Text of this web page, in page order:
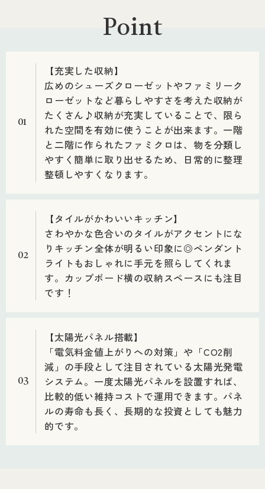
Point
01
【充実した収納】
広めのシューズクローゼットやファミリーク
ローゼットなど暮らしやすさを考えた収納が
たくさん♪収納が充実していることで、限ら
れた空間を有効に使うことが出来ます。一階
と二階に作られたファミクロは、物を分類し
やすく簡単に取り出せるため、日常的に整理
整頓しやすくなります。
02
【タイルがかわいいキッチン】
さわやかな色合いのタイルがアクセントにな
りキッチン全体が明るい印象に◎ペンダント
ライトもおしゃれに手元を照らしてくれま
す。カップボード横の収納スペースにも注目
です！
03
【太陽光パネル搭載】
「電気料金値上がりへの対策」や「CO2削
減」の手段として注目されている太陽光発電
システム。一度太陽光パネルを設置すれば、
比較的低い維持コストで運用できます。パネ
ルの寿命も長く、長期的な投資としても魅力
的です。